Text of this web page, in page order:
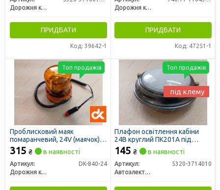
Дорожня карта
ПРИДБАТИ
Код: 39642-1
Дорожня карта
ПРИДБАТИ
Код: 47251-1
Проблисковий маяк
помаранчевий, 24V (маячок)
(ДК)
315 ₴ в наявності
Артикул:
DK-840-24
Дорожня карта
Топ продажів
Плафон освітлення кабіни
24В круглий ПК201А під
клему (вир-во
Автоелектроапаратура)
145 ₴ в наявності
Артикул:
5320-3714010
Автоэлектроаппаратура
Топ продажів
під клему